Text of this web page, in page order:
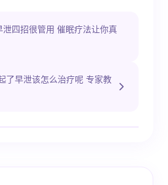
泄四招很管用 催眠疗法让你真
了早泄该怎么治疗呢 专家教